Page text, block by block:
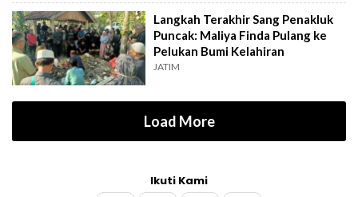
Langkah Terakhir Sang Penakluk
Puncak: Maliya Finda Pulang ke
Pelukan Bumi Kelahiran
JATIM
Load More
Ikuti Kami